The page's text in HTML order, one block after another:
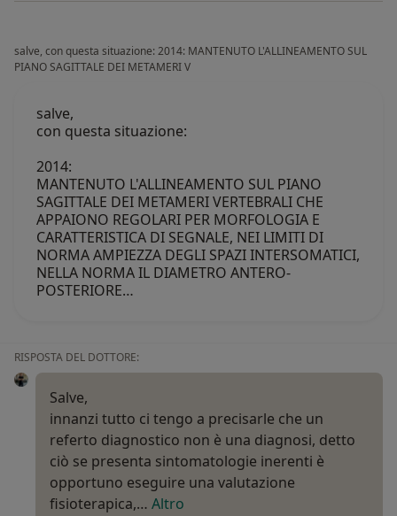
salve, con questa situazione: 2014: MANTENUTO L'ALLINEAMENTO SUL
PIANO SAGITTALE DEI METAMERI V
salve,
con questa situazione:
2014:
MANTENUTO L'ALLINEAMENTO SUL PIANO
SAGITTALE DEI METAMERI VERTEBRALI CHE
APPAIONO REGOLARI PER MORFOLOGIA E
CARATTERISTICA DI SEGNALE, NEI LIMITI DI
NORMA AMPIEZZA DEGLI SPAZI INTERSOMATICI,
NELLA NORMA IL DIAMETRO ANTERO-
POSTERIORE…
RISPOSTA DEL DOTTORE:
Salve,
innanzi tutto ci tengo a precisarle che un
referto diagnostico non è una diagnosi, detto
ciò se presenta sintomatologie inerenti è
opportuno eseguire una valutazione
fisioterapica,… Altro